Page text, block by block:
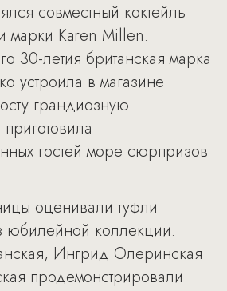
совместный коктейль
марки Karen Millen.
30-летия британская марка
устроила в магазине
грандиозную
гостей море сюрпризов
оценивали туфли
юбилейной коллекции.
Ингрид Олеринская
продемонстрировали